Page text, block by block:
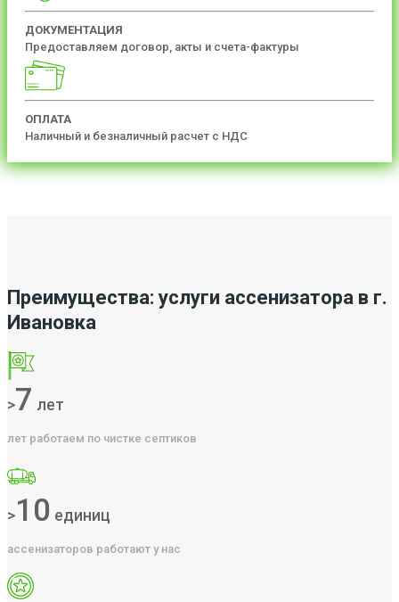
ДОКУМЕНТАЦИЯ
Предоставляем договор, акты и счета-фактуры
ОПЛАТА
Наличный и безналичный расчет с НДС
Преимущества: услуги ассенизатора в г.
Ивановка
>7 лет
лет работаем по чистке септиков
>10 единиц
ассенизаторов работают у нас